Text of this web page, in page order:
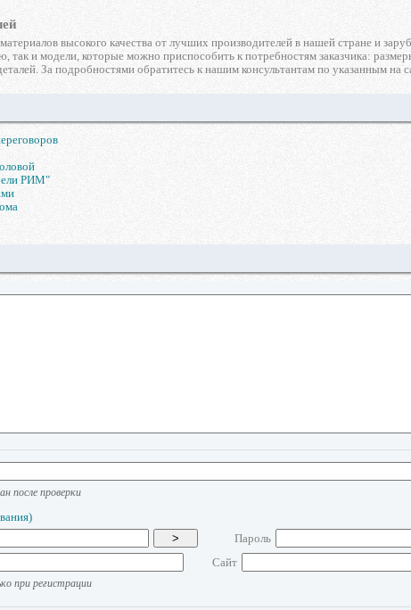
высокого качества от лучших производителей в нашей стране и
так и модели, которые можно приспособить к потребностям заказчика:
За подробностями обратитесь к нашим консультантам по указанным на
РИМ"
после проверки
>
Пароль
Сайт
при регистрации